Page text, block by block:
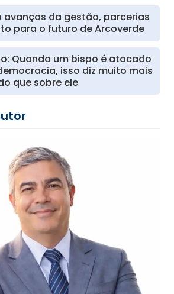
avanços da gestão, parcerias
para o futuro de Arcoverde
Quando um bispo é atacado
isso diz muito mais
que sobre ele